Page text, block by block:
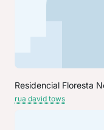
Residencial Floresta
rua david tows